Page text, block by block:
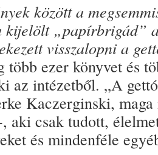
között a
kijelölt „papírbrigád”
visszalopni a
több ezer könyvet és
az intézet­ből. „A
Kaczerginski,
aki csak tudott,
és min­denféle